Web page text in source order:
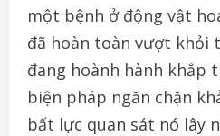
một bệnh ở động vật
đã hoàn toàn vượt khỏi
đang hoành hành khắp
biện pháp ngăn chặn
bất lực quan sát nó lây